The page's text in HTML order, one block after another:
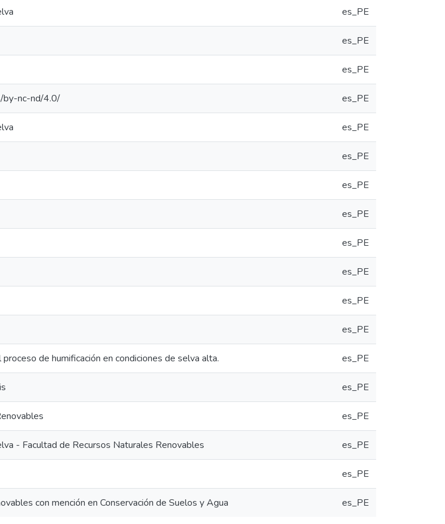
es_PE
es_PE
es_PE
by-nc-nd/4.0/ es_PE
es_PE
es_PE
es_PE
es_PE
es_PE
es_PE
es_PE
es_PE
de humificación en condiciones de selva alta. es_PE
es_PE
es_PE
- Facultad de Recursos Naturales Renovables es_PE
es_PE
con mención en Conservación de Suelos y Agua es_PE